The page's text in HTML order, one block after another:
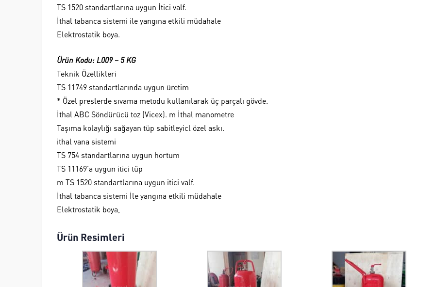
TS 1520 standartlarına uygun İtici valf.
İthal tabanca sistemi ile yangına etkili müdahale
Elektrostatik boya.
Ürün Kodu: L009 – 5 KG
Teknik Özellikleri
TS 11749 standartlarında uygun üretim
* Özel preslerde sıvama metodu kullanılarak üç parçalı gövde.
İthal ABC Söndürücü toz (Vicex). m İthal manometre
Taşıma kolaylığı sağayan tüp sabitleyicl özel askı.
ithal vana sistemi
TS 754 standartlarına uygun hortum
TS 11169’a uygun itici tüp
m TS 1520 standartlarına uygun itici valf.
İthal tabanca sistemi İle yangına etkili müdahale
Elektrostatik boya,
Ürün Resimleri